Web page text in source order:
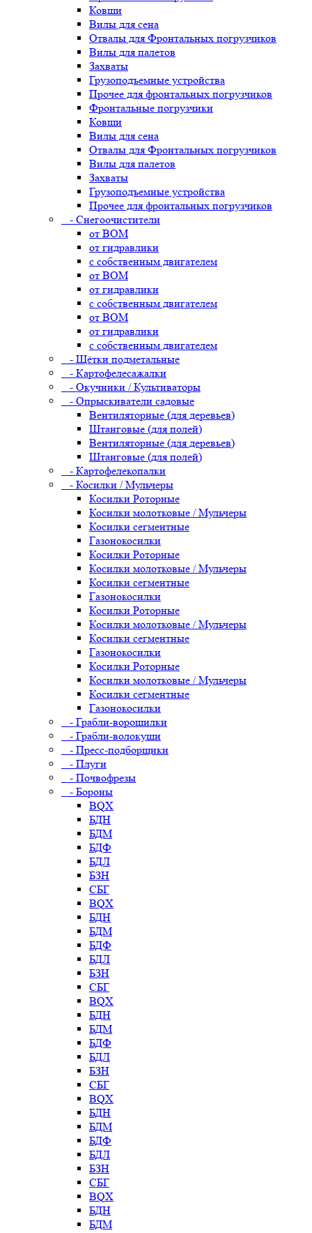
Ковши
Вилы для сена
Отвалы для Фронтальных погрузчиков
Вилы для палетов
Захваты
Грузоподъемные устройства
Прочее для фронтальных погрузчиков
Фронтальные погрузчики
Ковши
Вилы для сена
Отвалы для Фронтальных погрузчиков
Вилы для палетов
Захваты
Грузоподъемные устройства
Прочее для фронтальных погрузчиков
- Снегоочистители
от ВОМ
от гидравлики
с собственным двигателем
от ВОМ
от гидравлики
с собственным двигателем
от ВОМ
от гидравлики
с собственным двигателем
- Щётки подметальные
- Картофелесажалки
- Окучники / Культиваторы
- Опрыскиватели садовые
Вентиляторные (для деревьев)
Штанговые (для полей)
Вентиляторные (для деревьев)
Штанговые (для полей)
- Картофелекопалки
- Косилки / Мульчеры
Косилки Роторные
Косилки молотковые / Мульчеры
Косилки сегментные
Газонокосилки
Косилки Роторные
Косилки молотковые / Мульчеры
Косилки сегментные
Газонокосилки
Косилки Роторные
Косилки молотковые / Мульчеры
Косилки сегментные
Газонокосилки
Косилки Роторные
Косилки молотковые / Мульчеры
Косилки сегментные
Газонокосилки
- Грабли-ворошилки
- Грабли-волокуши
- Пресс-подборщики
- Плуги
- Почвофрезы
- Бороны
BQX
БДН
БДМ
БДФ
БДЛ
БЗН
СБГ
BQX
БДН
БДМ
БДФ
БДЛ
БЗН
СБГ
BQX
БДН
БДМ
БДФ
БДЛ
БЗН
СБГ
BQX
БДН
БДМ
БДФ
БДЛ
БЗН
СБГ
BQX
БДН
БДМ